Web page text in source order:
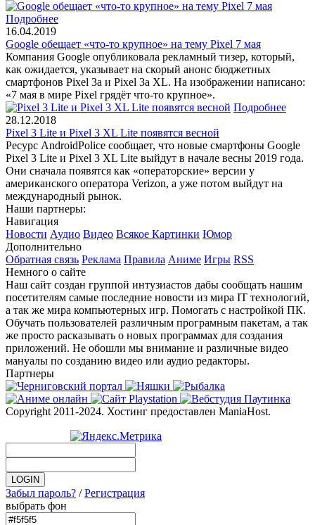
Подробнее
16.04.2019
Google обещает «что-то крупное» на тему Pixel 7 мая
Компания Google опубликовала рекламный тизер, который,
как ожидается, указывает на скорый анонс бюджетных
смартфонов Pixel 3a и Pixel 3a XL. На изображении написано:
«7 мая в мире Pixel грядёт что-то крупное».
Подробнее
28.12.2018
Pixel 3 Lite и Pixel 3 XL Lite появятся весной
Ресурс AndroidPolice сообщает, что новые смартфоны Google
Pixel 3 Lite и Pixel 3 XL Lite выйдут в начале весны 2019 года.
Они сначала появятся как «операторские» версии у
американского оператора Verizon, а уже потом выйдут на
международный рынок.
Наши партнеры:
Навигация
Новости Аудио Видео Всякое Картинки Юмор
Дополнительно
Обратная связь Реклама Правила Аниме Игры RSS
Немного о сайте
Наш сайт создан группой интузиастов дабы сообщать нашим
посетителям самые последние новости из мира IT технологий,
а так же мира компьютерных игр. Помогать с настройкой ПК.
Обучать пользователей различным програмным пакетам, а так
же просто расказывать о новых программах для создания
приложений. Не обошли мы внимание и различные видео
мануалы по созданию видео или аудио редакторы.
Партнеры
Copyright 2011-2024. Хостинг предоставлен ManiaHost.
Забыл пароль? /Регистрация
выбрать фон